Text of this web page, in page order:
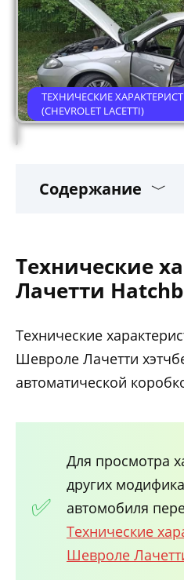
ТЕХНИЧЕСКИЕ
(CHEVROLET LACETTI)
Содержание
Технические
Лачетти
Технические
Шевроле Лачетти
автоматической
Для просмотра
других
автомобиля
Технические
Шевроле